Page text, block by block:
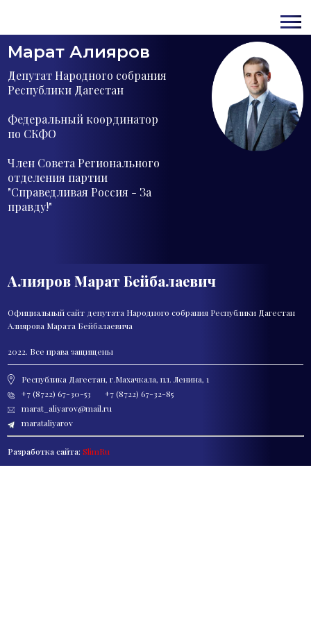
Марат Алияров
Депутат Народного собрания
Республики Дагестан
Федеральный координатор
по СКФО
Член Совета Регионального
отделения партии
"Справедливая Россия - За
правду!"
Алияров Марат Бейбалаевич
Официальный сайт депутата Народного собрания Республики Дагестан
Алиярова Марата Бейбалаевича
2022. Все права защищены
Республика Дагестан, г.Махачкала, пл. Ленина, 1
+7 (8722) 67-30-53
+7 (8722) 67-32-85
marat_aliyarov@mail.ru
marataliyarov
Разработка сайта:SlimRu